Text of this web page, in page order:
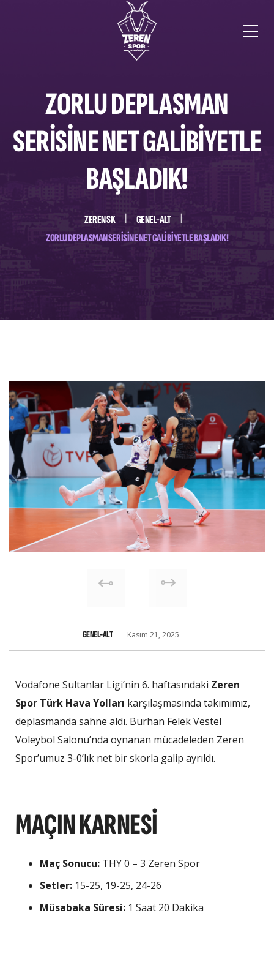
ZORLU DEPLASMAN
SERİSİNE NET GALİBİYETLE
BAŞLADIK!
ZEREN SK
GENEL-ALT
ZORLU DEPLASMAN SERİSİNE NET GALİBİYETLE BAŞLADIK!
GENEL-ALT Kasım 21, 2025
Vodafone Sultanlar Ligi’nin 6. haftasındaki Zeren
Spor Türk Hava Yolları karşılaşmasında takımımız,
deplasmanda sahne aldı. Burhan Felek Vestel
Voleybol Salonu’nda oynanan mücadeleden Zeren
Spor’umuz 3-0’lık net bir skorla galip ayrıldı.
MAÇIN KARNESI
Maç Sonucu: THY 0 – 3 Zeren Spor
Setler: 15-25, 19-25, 24-26
Müsabaka Süresi: 1 Saat 20 Dakika